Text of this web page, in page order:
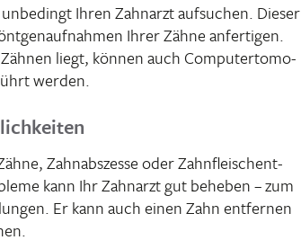
Ihren Zahn­arzt aufsu­chen. Dieser
Ihrer Zähne anfer­tigen.
liegt, können auch Compu­ter­to­mo­
werden.
Zahn­abs­zesse oder Zahn­fleisch­ent­
kann Ihr Zahn­arzt gut beheben – zum
Er kann auch einen Zahn entfernen